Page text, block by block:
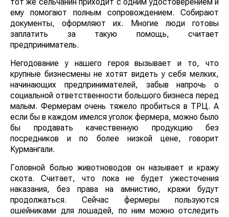
ему помогают полным сопровождением. Собирают
документы, оформляют их. Многие люди готовы
заплатить за такую помощь, считает
предприниматель.
Негодование у нашего героя вызывает и то, что
крупные бизнесмены не хотят видеть у себя мелких,
начинающих предпринимателей, забыв напрочь о
социальной ответственности большого бизнеса перед
малым. Фермерам очень тяжело пробиться в ТРЦ. А
если бы в каждом имелся уголок фермера, можно было
бы продавать качественную продукцию без
посредников и по более низкой цене, говорит
Курмангали.
Головной болью животноводов он называет и кражу
скота. Считает, что пока не будет ужесточения
наказания, без права на амнистию, кражи будут
продолжаться. Сейчас фермеры пользуются
ошейниками для лошадей, по ним можно отследить